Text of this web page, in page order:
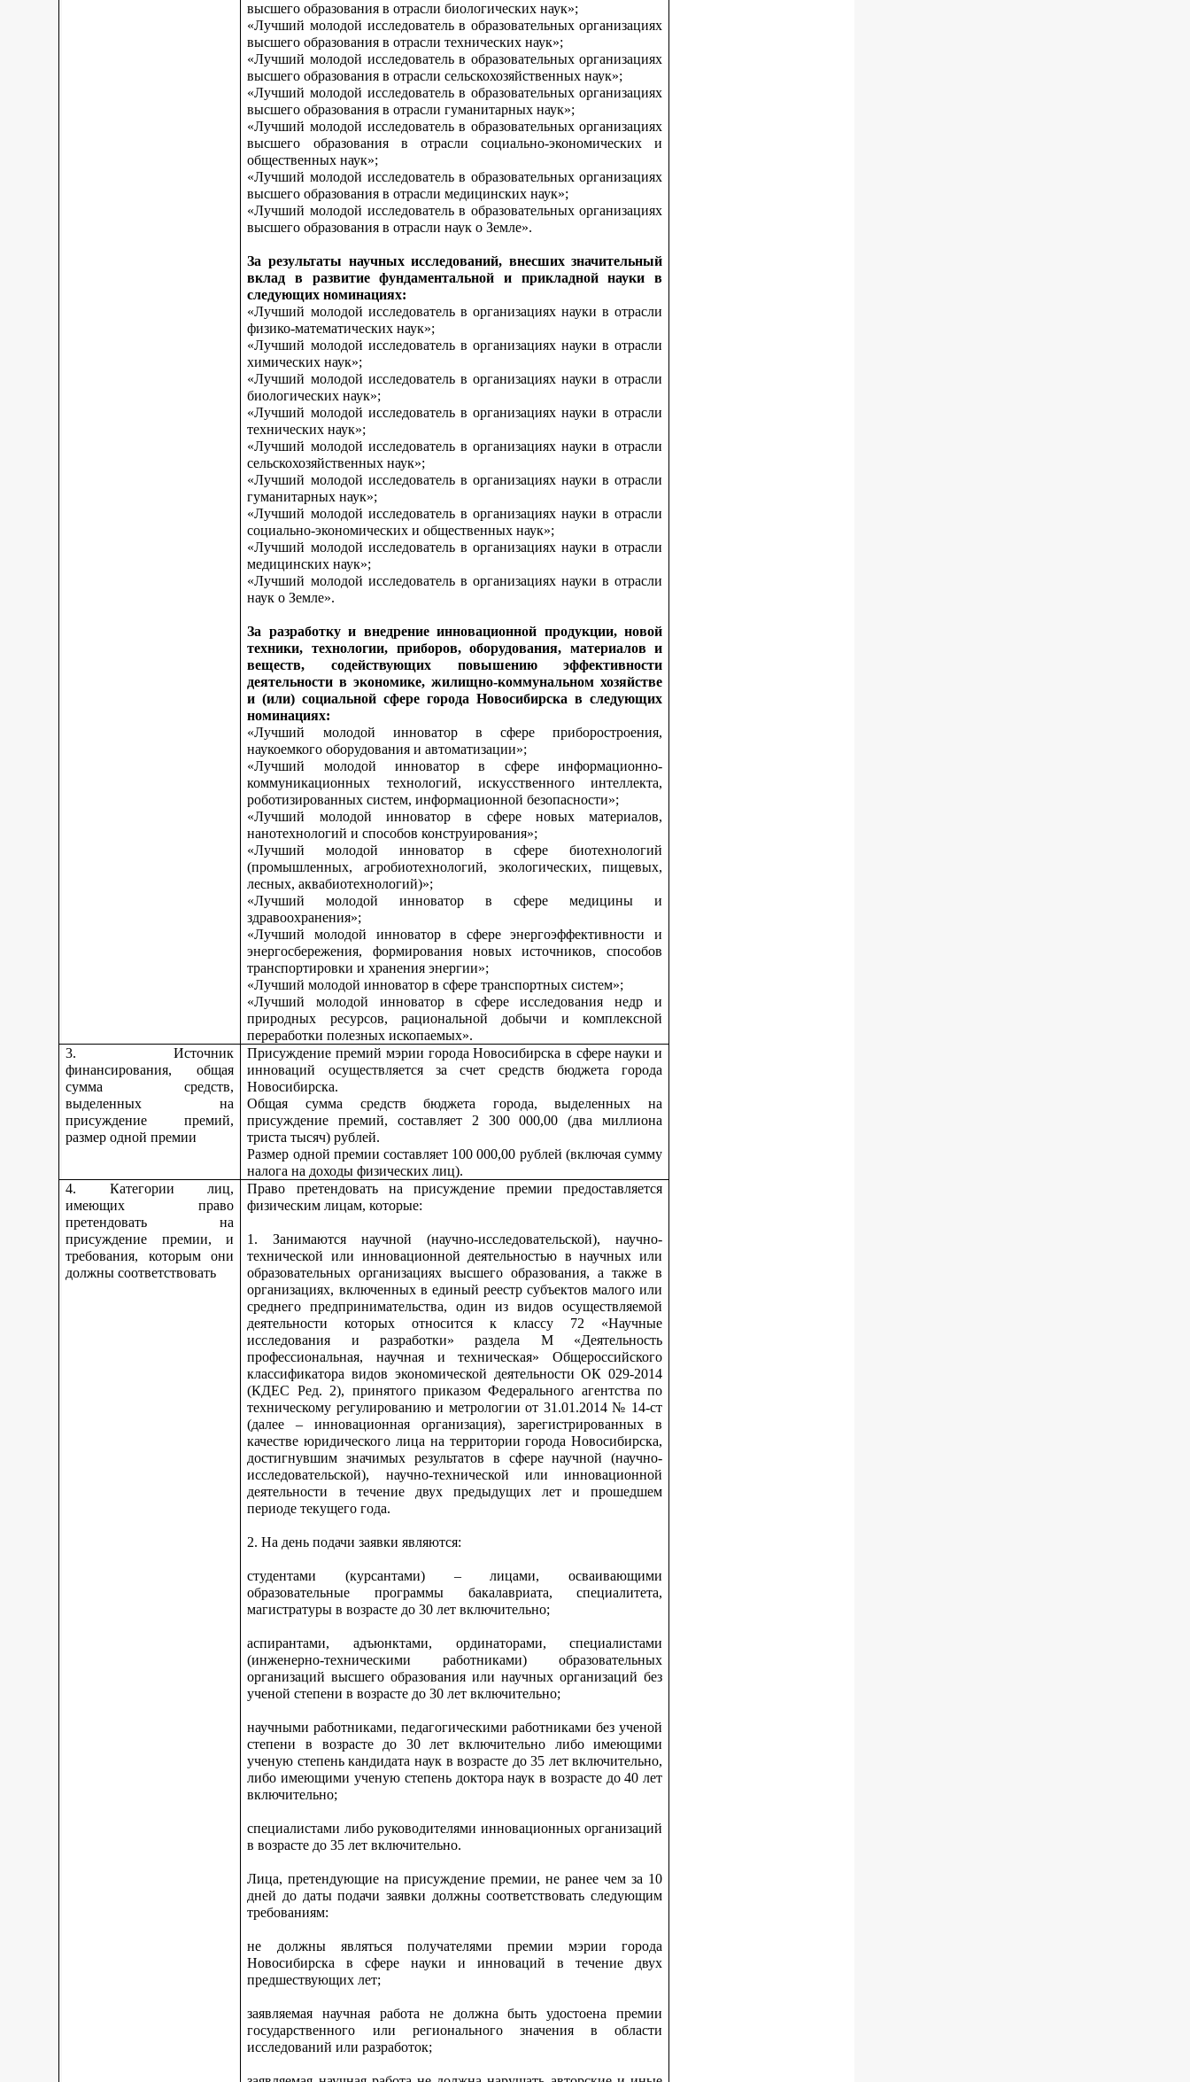
высшего образования в отрасли биологических наук»;
«Лучший молодой исследователь в образовательных организациях
высшего образования в отрасли технических наук»;
«Лучший молодой исследователь в образовательных организациях
высшего образования в отрасли сельскохозяйственных наук»;
«Лучший молодой исследователь в образовательных организациях
высшего образования в отрасли гуманитарных наук»;
«Лучший молодой исследователь в образовательных организациях
высшего образования в отрасли социально-экономических и
общественных наук»;
«Лучший молодой исследователь в образовательных организациях
высшего образования в отрасли медицинских наук»;
«Лучший молодой исследователь в образовательных организациях
высшего образования в отрасли наук о Земле».
За результаты научных исследований, внесших значительный
вклад в развитие фундаментальной и прикладной науки в
следующих номинациях:
«Лучший молодой исследователь в организациях науки в отрасли
физико-математических наук»;
«Лучший молодой исследователь в организациях науки в отрасли
химических наук»;
«Лучший молодой исследователь в организациях науки в отрасли
биологических наук»;
«Лучший молодой исследователь в организациях науки в отрасли
технических наук»;
«Лучший молодой исследователь в организациях науки в отрасли
сельскохозяйственных наук»;
«Лучший молодой исследователь в организациях науки в отрасли
гуманитарных наук»;
«Лучший молодой исследователь в организациях науки в отрасли
социально-экономических и общественных наук»;
«Лучший молодой исследователь в организациях науки в отрасли
медицинских наук»;
«Лучший молодой исследователь в организациях науки в отрасли
наук о Земле».
За разработку и внедрение инновационной продукции, новой
техники, технологии, приборов, оборудования, материалов и
веществ, содействующих повышению эффективности
деятельности в экономике, жилищно-коммунальном хозяйстве
и (или) социальной сфере города Новосибирска в следующих
номинациях:
«Лучший молодой инноватор в сфере приборостроения,
наукоемкого оборудования и автоматизации»;
«Лучший молодой инноватор в сфере информационно-
коммуникационных технологий, искусственного интеллекта,
роботизированных систем, информационной безопасности»;
«Лучший молодой инноватор в сфере новых материалов,
нанотехнологий и способов конструирования»;
«Лучший молодой инноватор в сфере биотехнологий
(промышленных, агробиотехнологий, экологических, пищевых,
лесных, аквабиотехнологий)»;
«Лучший молодой инноватор в сфере медицины и
здравоохранения»;
«Лучший молодой инноватор в сфере энергоэффективности и
энергосбережения, формирования новых источников, способов
транспортировки и хранения энергии»;
«Лучший молодой инноватор в сфере транспортных систем»;
«Лучший молодой инноватор в сфере исследования недр и
природных ресурсов, рациональной добычи и комплексной
переработки полезных ископаемых».
3. Источник
финансирования, общая
сумма средств,
выделенных на
присуждение премий,
размер одной премии
Присуждение премий мэрии города Новосибирска в сфере науки и
инноваций осуществляется за счет средств бюджета города
Новосибирска.
Общая сумма средств бюджета города, выделенных на
присуждение премий, составляет 2 300 000,00 (два миллиона
триста тысяч) рублей.
Размер одной премии составляет 100 000,00 рублей (включая сумму
налога на доходы физических лиц).
4. Категории лиц,
имеющих право
претендовать на
присуждение премии, и
требования, которым они
должны соответствовать
Право претендовать на присуждение премии предоставляется
физическим лицам, которые:
1. Занимаются научной (научно-исследовательской), научно-
технической или инновационной деятельностью в научных или
образовательных организациях высшего образования, а также в
организациях, включенных в единый реестр субъектов малого или
среднего предпринимательства, один из видов осуществляемой
деятельности которых относится к классу 72 «Научные
исследования и разработки» раздела М «Деятельность
профессиональная, научная и техническая» Общероссийского
классификатора видов экономической деятельности ОК 029-2014
(КДЕС Ред. 2), принятого приказом Федерального агентства по
техническому регулированию и метрологии от 31.01.2014 № 14-ст
(далее – инновационная организация), зарегистрированных в
качестве юридического лица на территории города Новосибирска,
достигнувшим значимых результатов в сфере научной (научно-
исследовательской), научно-технической или инновационной
деятельности в течение двух предыдущих лет и прошедшем
периоде текущего года.
2. На день подачи заявки являются:
студентами (курсантами) – лицами, осваивающими
образовательные программы бакалавриата, специалитета,
магистратуры в возрасте до 30 лет включительно;
аспирантами, адъюнктами, ординаторами, специалистами
(инженерно-техническими работниками) образовательных
организаций высшего образования или научных организаций без
ученой степени в возрасте до 30 лет включительно;
научными работниками, педагогическими работниками без ученой
степени в возрасте до 30 лет включительно либо имеющими
ученую степень кандидата наук в возрасте до 35 лет включительно,
либо имеющими ученую степень доктора наук в возрасте до 40 лет
включительно;
специалистами либо руководителями инновационных организаций
в возрасте до 35 лет включительно.
Лица, претендующие на присуждение премии, не ранее чем за 10
дней до даты подачи заявки должны соответствовать следующим
требованиям:
не должны являться получателями премии мэрии города
Новосибирска в сфере науки и инноваций в течение двух
предшествующих лет;
заявляемая научная работа не должна быть удостоена премии
государственного или регионального значения в области
исследований или разработок;